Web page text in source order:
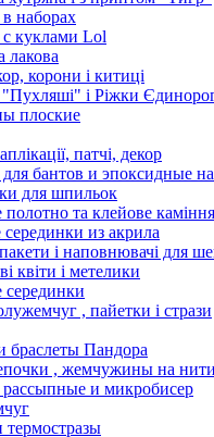
наборах
куклами Lol
лакова
корони і китиці
і Ріжки
плоские
патчі, декор
бантов и эпоксидные
для шпильок
полотно та клейове каміння
из акрила
і наповнювачі для
квіти і метелики
, пайетки і стрази
браслеты Пандора
, жемчужины на нити
и микробисер
термостразы